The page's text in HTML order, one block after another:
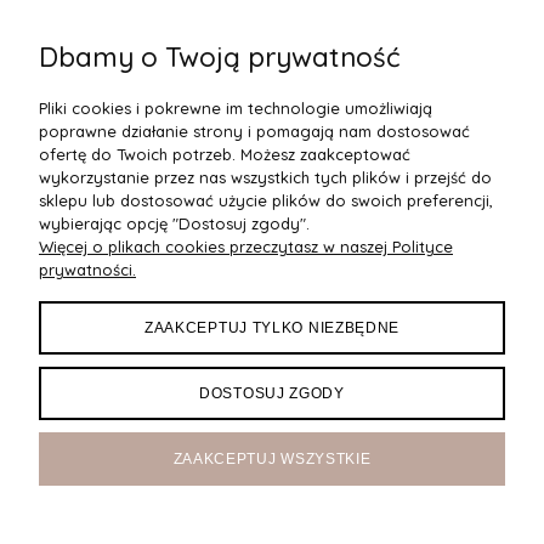
Trapezowa Sukienka Beżowa 366
235,00 zł
Do Koszyka
POMOC
DOSTAWA
MOJE KONTO
O NAS
Dbamy o Twoją prywatność
Pliki cookies i pokrewne im technologie umożliwiają
poprawne działanie strony i pomagają nam dostosować
ofertę do Twoich potrzeb. Możesz zaakceptować
wykorzystanie przez nas wszystkich tych plików i przejść do
sklepu lub dostosować użycie plików do swoich preferencji,
wybierając opcję "Dostosuj zgody".
Więcej o plikach cookies przeczytasz w naszej Polityce
prywatności.
ZAAKCEPTUJ TYLKO NIEZBĘDNE
DOSTOSUJ ZGODY
ZAAKCEPTUJ WSZYSTKIE